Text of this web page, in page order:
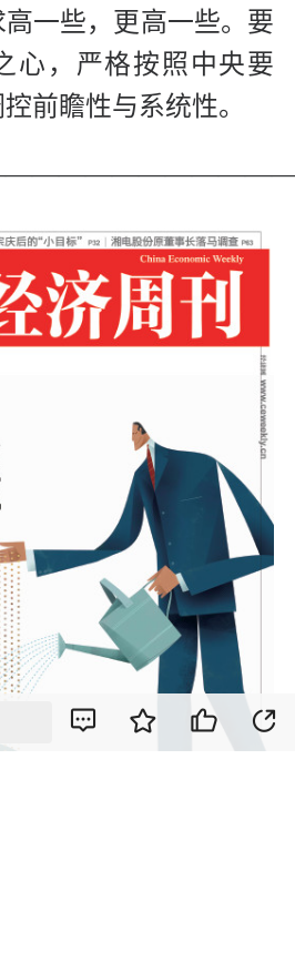
一些，更高一些。要
心，严格按照中央要
前瞻性与系统性。